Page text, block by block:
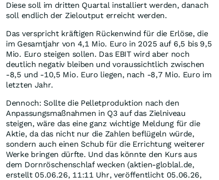
Diese soll im dritten Quartal installiert werden, danach
soll endlich der Zieloutput erreicht werden.
Das verspricht kräftigen Rückenwind für die Erlöse, die
im Gesamtjahr von 4,1 Mio. Euro in 2025 auf 6,5 bis 9,5
Mio. Euro steigen sollen. Das EBIT wird aber noch
deutlich negativ bleiben und voraussichtlich zwischen
-8,5 und -10,5 Mio. Euro liegen, nach -8,7 Mio. Euro im
letzten Jahr.
Dennoch: Sollte die Pelletproduktion nach den
Anpassungsmaßnahmen in Q3 auf das Zielniveau
steigen, wäre das eine ganz wichtige Meldung für die
Aktie, da das nicht nur die Zahlen beflügeln würde,
sondern auch einen Schub für die Errichtung weiterer
Werke bringen dürfte. Und das könnte den Kurs aus
dem Dornröschenschlaf wecken (aktien-globlal.de,
erstellt 05.06.26, 11:11 Uhr, veröffentlicht 05.06.26,